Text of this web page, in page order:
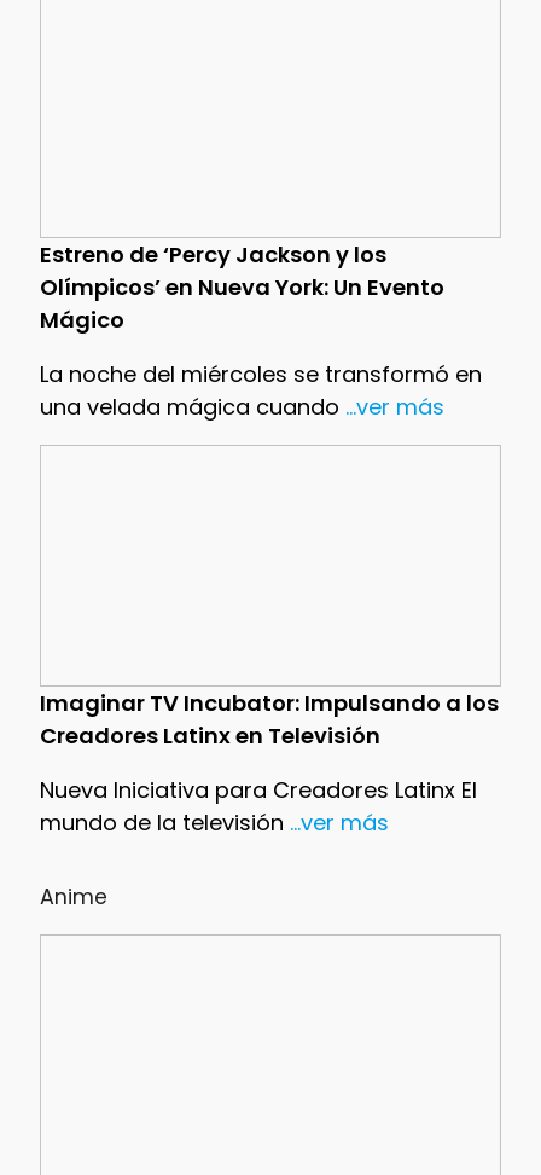
Estreno de ‘Percy Jackson y los
Olímpicos’ en Nueva York: Un Evento
Mágico
La noche del miércoles se transformó en
una velada mágica cuando ...ver más
Imaginar TV Incubator: Impulsando a los
Creadores Latinx en Televisión
Nueva Iniciativa para Creadores Latinx El
mundo de la televisión ...ver más
Anime